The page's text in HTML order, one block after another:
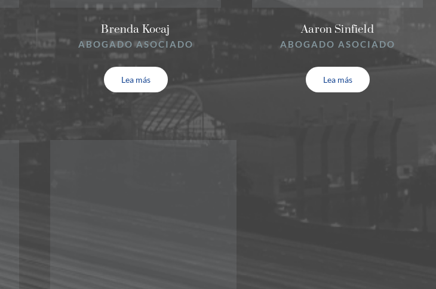
Brenda Kocaj
ABOGADO ASOCIADO
Lea más
Aaron Sinfield
ABOGADO ASOCIADO
Lea más